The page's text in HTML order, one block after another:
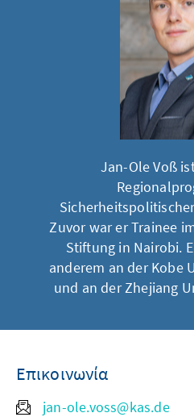
Jan-Ole Voß
Zuvor war er Trainee
Stiftung in Nairobi.
anderem an der Kobe
und an der Zhejiang
Επικοινωνία
jan-ole.voss@kas.de